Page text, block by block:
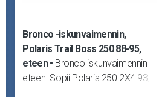
Bronco -iskunvaimennin,
Polaris Trail Boss 250 88-95,
eteen
Bronco iskunvaimennin
eteen. Sopii Polaris 250 2X4 93,